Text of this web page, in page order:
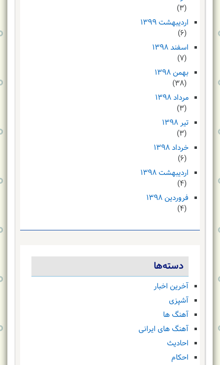
(۳)
اردیبهشت ۱۳۹۹
(۶)
اسفند ۱۳۹۸
(۷)
بهمن ۱۳۹۸
(۳۸)
مرداد ۱۳۹۸
(۳)
تیر ۱۳۹۸
(۳)
خرداد ۱۳۹۸
(۶)
اردیبهشت ۱۳۹۸
(۴)
فروردین ۱۳۹۸
(۴)
دسته‌ها
آخرین اخبار
آشپزی
آهنگ ها
آهنگ های ایرانی
احادیث
احکام